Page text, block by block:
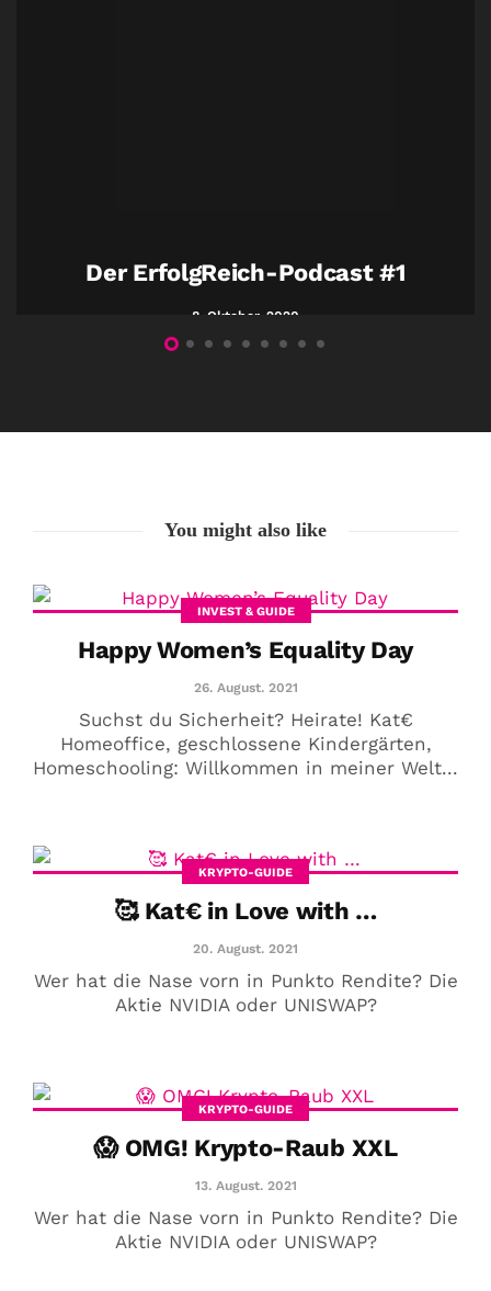
Der ErfolgReich-Podcast #1
8. Oktober. 2020
You might also like
INVEST & GUIDE
Happy Women’s Equality Day
26. August. 2021
Suchst du Sicherheit? Heirate! Kat€
Homeoffice, geschlossene Kindergärten,
Homeschooling: Willkommen in meiner Welt...
KRYPTO-GUIDE
🥰 Kat€ in Love with …
20. August. 2021
Wer hat die Nase vorn in Punkto Rendite? Die
Aktie NVIDIA oder UNISWAP?
KRYPTO-GUIDE
😱 OMG! Krypto-Raub XXL
13. August. 2021
Wer hat die Nase vorn in Punkto Rendite? Die
Aktie NVIDIA oder UNISWAP?